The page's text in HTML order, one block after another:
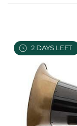
2 DAYS LEFT